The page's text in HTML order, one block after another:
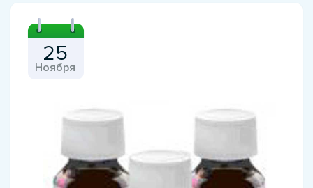
25
Ноября